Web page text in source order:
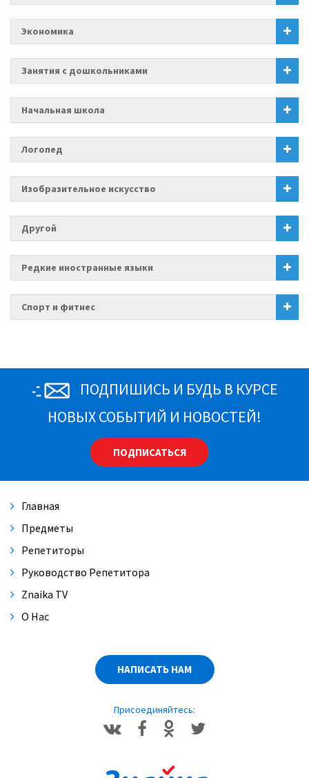
Экономика
Занятия с дошкольниками
Начальная школа
Логопед
Изобразительное искусство
Другой
Редкие иностранные языки
Спорт и фитнес
ПОДПИШИСЬ И БУДЬ В КУРСЕ
НОВЫХ СОБЫТИЙ И НОВОСТЕЙ!
ПОДПИСАТЬСЯ
Главная
Предметы
Репетиторы
Руководство Репетитора
Znaika TV
О Нас
НАПИСАТЬ НАМ
Присоединяйтесь: